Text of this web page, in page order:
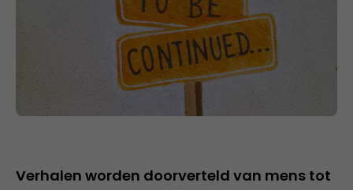
Verhalen worden doorverteld van mens tot